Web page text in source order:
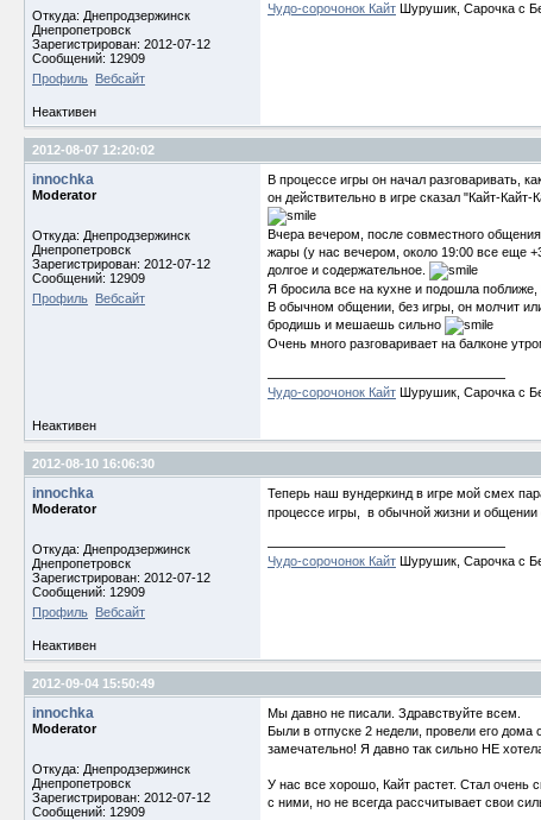
Откуда: Днепродзержинск
Днепропетровск
Зарегистрирован: 2012-07-12
Сообщений: 12909
Профиль Вебсайт
Чудо-сорочонок Кайт Шурушик, Сарочка с
Неактивен
2012-08-07 12:20:02
innochka
Moderator
Откуда: Днепродзержинск
Днепропетровск
Зарегистрирован: 2012-07-12
Сообщений: 12909
Профиль Вебсайт
В процессе игры он начал разговаривать,
он действительно в игре сказал "Кайт-
Вчера вечером, после совместного
жары (у нас вечером, около 19:00 все еще
долгое и содержательное.
Я бросила все на кухне и подошла поближе,
В обычном общении, без игры, он молчит
бродишь и мешаешь сильно
Очень много разговаривает на балконе
Чудо-сорочонок Кайт Шурушик, Сарочка с
Неактивен
2012-08-10 16:06:30
innochka
Moderator
Откуда: Днепродзержинск
Днепропетровск
Зарегистрирован: 2012-07-12
Сообщений: 12909
Профиль Вебсайт
Теперь наш вундеркинд в игре мой смех
процессе игры, в обычной жизни и общении
Чудо-сорочонок Кайт Шурушик, Сарочка с
Неактивен
2012-09-04 15:50:49
innochka
Moderator
Откуда: Днепродзержинск
Днепропетровск
Зарегистрирован: 2012-07-12
Сообщений: 12909
Мы давно не писали. Здравствуйте всем.
Были в отпуске 2 недели, провели его
замечательно! Я давно так сильно НЕ
У нас все хорошо, Кайт растет. Стал очень
с ними, но не всегда рассчитывает свои